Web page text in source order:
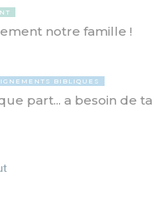
notre famille !
BIBLIQUES
part... a besoin de ta